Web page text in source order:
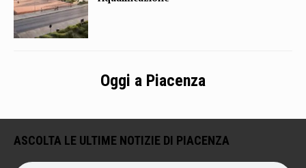
Oggi a Piacenza
ASCOLTA LE ULTIME NOTIZIE DI PIACENZA